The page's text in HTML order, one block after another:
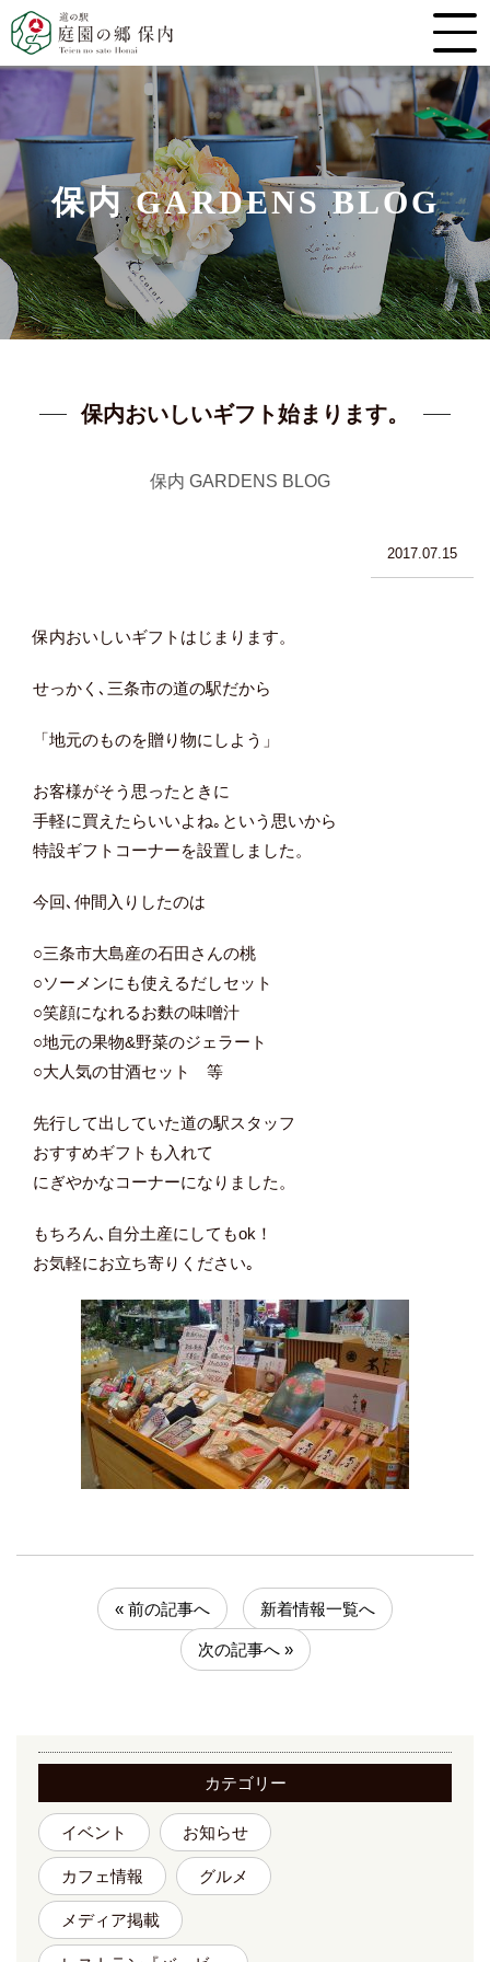
保内 GARDENS BLOG
保内おいしいギフト始まります。
保内 GARDENS BLOG
2017.07.15
保内おいしいギフトはじまります。
せっかく､三条市の道の駅だから
「地元のものを贈り物にしよう」
お客様がそう思ったときに
手軽に買えたらいいよね｡という思いから
特設ギフトコーナーを設置しました。
今回､仲間入りしたのは
○三条市大島産の石田さんの桃
○ソーメンにも使えるだしセット
○笑顔になれるお麩の味噌汁
○地元の果物&野菜のジェラート
○大人気の甘酒セット 等
先行して出していた道の駅スタッフ
おすすめギフトも入れて
にぎやかなコーナーになりました。
もちろん､自分土産にしてもok！
お気軽にお立ち寄りください｡
« 前の記事へ 新着情報一覧へ
次の記事へ »
カテゴリー
イベント お知らせ
カフェ情報 グルメ
メディア掲載